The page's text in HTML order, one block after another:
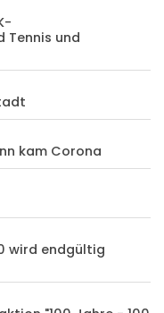
Tennis und
kam Corona
wird endgültig